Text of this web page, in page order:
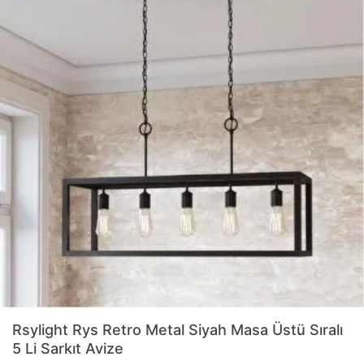
Rsylight Rys Retro Metal Siyah Masa Üstü Sıralı
5 Li Sarkıt Avize